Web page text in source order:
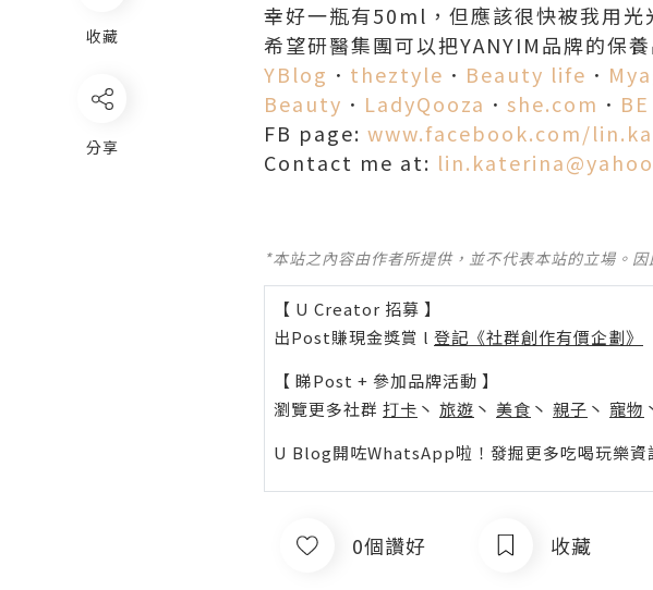
收藏
分享
幸好一瓶有50ml，但應該很快被我用光
希望研醫集團可以把YANYIM品牌的保
YBlog ． theztyle ． Beauty life ．
Beauty ． LadyQooza ． she.com ． BE
FB page: www.facebook.com/
Contact me at:
*本站之內容由作者所提供，並不代表本站的立場。
【 U Creator 招募 】
出Post賺現金獎賞 l 登記《社群創作有價企劃》
【 睇Post + 參加品牌活動 】
瀏覽更多社群 打卡 丶 旅遊 丶 美食 丶 親子 丶 寵物
U Blog開咗WhatsApp啦！發掘更多吃喝玩樂資
0個讚好 收藏